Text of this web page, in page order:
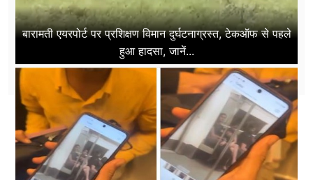
बारामती एयरपोर्ट पर प्रशिक्षण विमान दुर्घटनाग्रस्त, टेकऑफ से पहले
हुआ हादसा, जानें...